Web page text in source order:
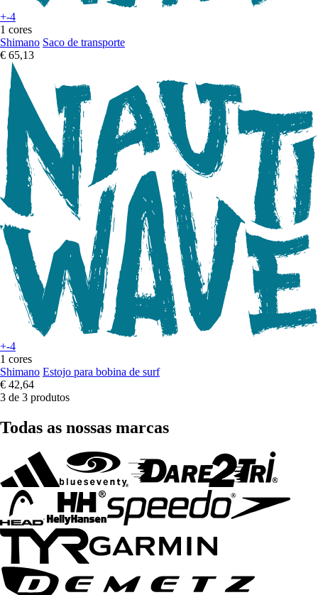
+-4
1 cores
Shimano Saco de transporte
€ 65,13
+-4
1 cores
Shimano Estojo para bobina de surf
€ 42,64
3 de 3 produtos
Todas as nossas marcas